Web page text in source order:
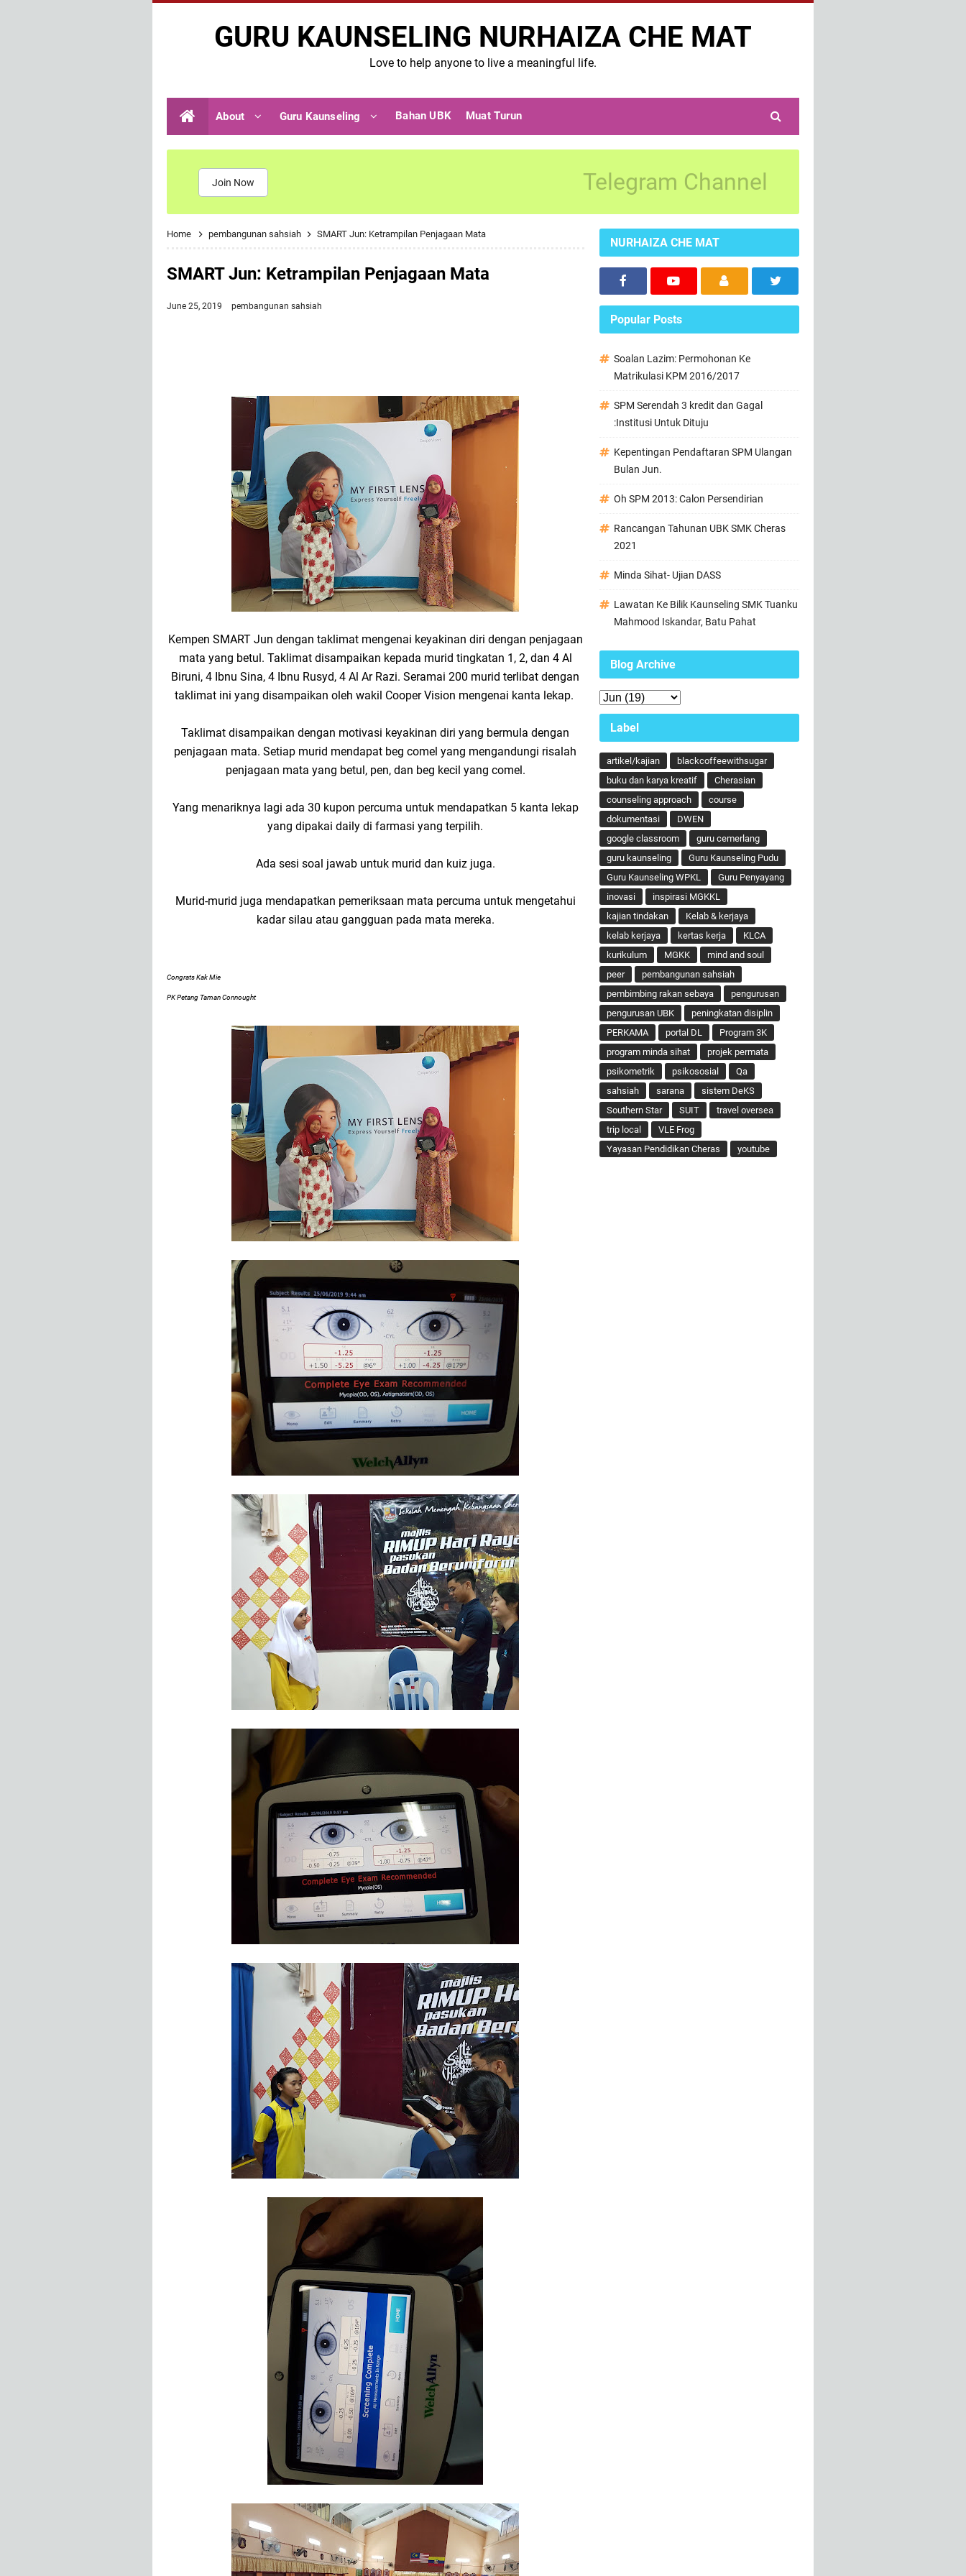
GURU KAUNSELING NURHAIZA CHE MAT
Love to help anyone to live a meaningful life.
About Guru Kaunseling Bahan UBK Muat Turun
Join Now Telegram Channel
Home pembangunan sahsiah SMART Jun: Ketrampilan Penjagaan Mata
SMART Jun: Ketrampilan Penjagaan Mata
June 25, 2019 pembangunan sahsiah
Kempen SMART Jun dengan taklimat mengenai keyakinan diri dengan penjagaan
mata yang betul. Taklimat disampaikan kepada murid tingkatan 1, 2, dan 4 Al
Biruni, 4 Ibnu Sina, 4 Ibnu Rusyd, 4 Al Ar Razi. Seramai 200 murid terlibat dengan
taklimat ini yang disampaikan oleh wakil Cooper Vision mengenai kanta lekap.
Taklimat disampaikan dengan motivasi keyakinan diri yang bermula dengan
penjagaan mata. Setiap murid mendapat beg comel yang mengandungi risalah
penjagaan mata yang betul, pen, dan beg kecil yang comel.
Yang menariknya lagi ada 30 kupon percuma untuk mendapatkan 5 kanta lekap
yang dipakai daily di farmasi yang terpilih.
Ada sesi soal jawab untuk murid dan kuiz juga.
Murid-murid juga mendapatkan pemeriksaan mata percuma untuk mengetahui
kadar silau atau gangguan pada mata mereka.
Congrats Kak Mie
PK Petang Taman Connought
NURHAIZA CHE MAT
Popular Posts
Soalan Lazim: Permohonan Ke
Matrikulasi KPM 2016/2017
SPM Serendah 3 kredit dan Gagal
:Institusi Untuk Dituju
Kepentingan Pendaftaran SPM Ulangan
Bulan Jun.
Oh SPM 2013: Calon Persendirian
Rancangan Tahunan UBK SMK Cheras
2021
Minda Sihat- Ujian DASS
Lawatan Ke Bilik Kaunseling SMK Tuanku
Mahmood Iskandar, Batu Pahat
Blog Archive
Label
artikel/kajian
blackcoffeewithsugar
buku dan karya kreatif
Cherasian
counseling approach
course
dokumentasi
DWEN
google classroom
guru cemerlang
guru kaunseling
Guru Kaunseling Pudu
Guru Kaunseling WPKL
Guru Penyayang
inovasi
inspirasi MGKKL
kajian tindakan
Kelab & kerjaya
kelab kerjaya
kertas kerja
KLCA
kurikulum
MGKK
mind and soul
peer
pembangunan sahsiah
pembimbing rakan sebaya
pengurusan
pengurusan UBK
peningkatan disiplin
PERKAMA
portal DL
Program 3K
program minda sihat
projek permata
psikometrik
psikososial
Qa
sahsiah
sarana
sistem DeKS
Southern Star
SUIT
travel oversea
trip local
VLE Frog
Yayasan Pendidikan Cheras
youtube